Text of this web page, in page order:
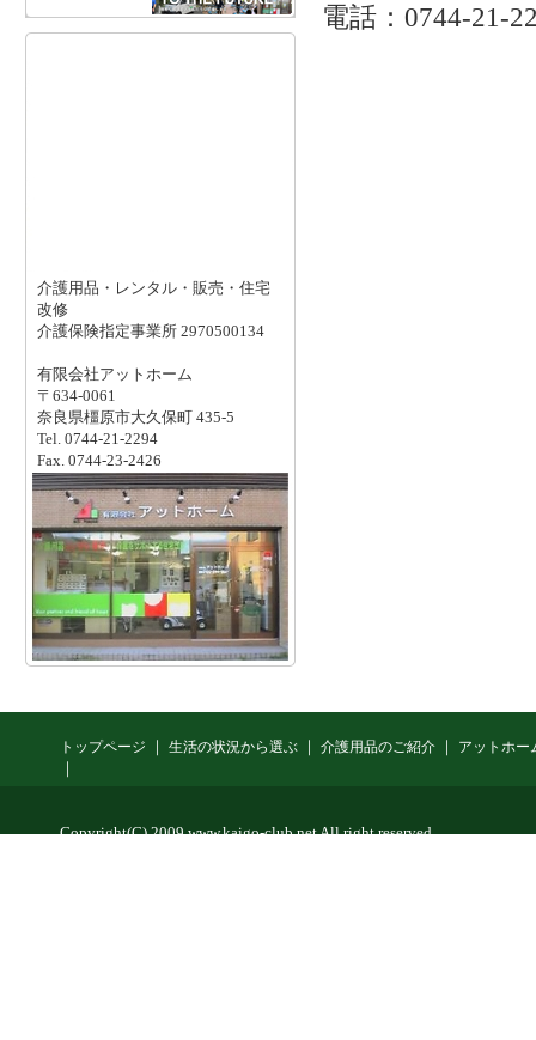
電話：0744-21-
介護用品・レンタル・販売・住宅
改修
介護保険指定事業所 2970500134
有限会社アットホーム
〒634-0061
奈良県橿原市大久保町 435-5
Tel. 0744-21-2294
Fax. 0744-23-2426
トップページ ｜ 生活の状況から選ぶ ｜ 介護用品のご紹介 ｜ アットホー
｜
Copyright(C) 2009 www.kaigo-club.net All right reserved